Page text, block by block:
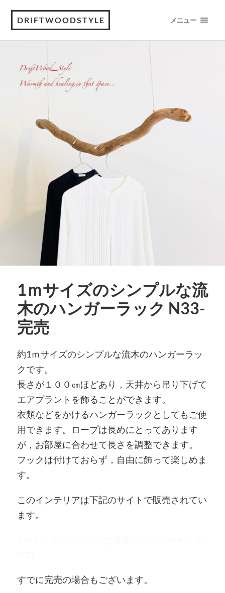
DRIFTWOODSTYLE メニュー
1ｍサイズのシンプルな流
木のハンガーラック N33-
完売
約1ｍサイズのシンプルな流木のハンガーラッ
クです。
長さが１００㎝ほどあり，天井から吊り下げて
エアプラントを飾ることができます。
衣類などをかけるハンガーラックとしてもご使
用できます。ロープは長めにとってあります
が，お部屋に合わせて長さを調整できます。
フックは付けておらず，自由に飾って楽しめま
す。
このインテリアは下記のサイトで販売されてい
ます。
すでに完売の場合もございます。